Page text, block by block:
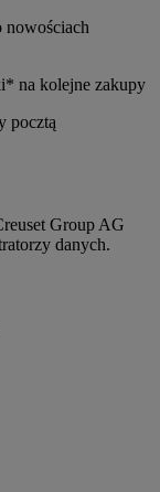
nowościach
na kolejne zakupy
pocztą
Group AG
danych.